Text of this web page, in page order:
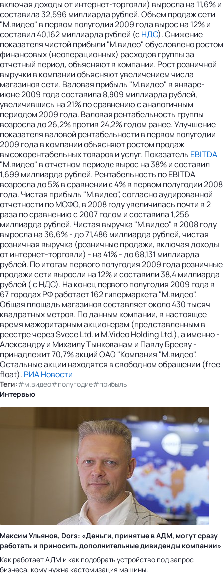
включая доходы от интернет-торговли) выросла на 11,6% и
составила 32,596 миллиарда рублей. Объем продаж сети
"М.видео" в первом полугодии 2009 года вырос на 12% и
составил 40,162 миллиарда рублей (сНДС). Снижение
показателя чистой прибыли "М.видео" обусловлено ростом
финансовых (неоперационных) расходов группы за
отчетный период, объясняют в компании. Рост розничной
выручки в компании объясняют увеличением числа
магазинов сети. Валовая прибыль "М.видео" в январе-
июне 2009 года составила 8,909 миллиарда рублей,
увеличившись на 21% по сравнению с аналогичным
периодом 2009 года. Валовая рентабельность группы
возросла до 26,2% против 24,2% годом ранее. Улучшение
показателя валовой рентабельности в первом полугодии
2009 года в компании объясняют ростом продаж
высокорентабельных товаров и услуг. Показатель EBITDA
"М.видео" в отчетном периоде вырос на 38% и составил
1,699 миллиарда рублей. Рентабельность по EBITDA
возросла до 5% в сравнении с 4% в первом полугодии 2008
года. Чистая прибыль "М.видео", согласно аудированной
отчетности по МСФО, в 2008 году увеличилась почти в 2
раза по сравнению с 2007 годом и составила 1,256
миллиарда рублей. Чистая выручка "М.видео" в 2008 году
выросла на 36,6% - до 71,486 миллиарда рублей, чистая
розничная выручка (розничные продажи, включая доходы
от интернет-торговли) - на 41% - до 68,131 миллиарда
рублей. По итогам первого полугодия 2009 года розничные
продажи сети выросли на 12% и составили 38,4 миллиарда
рублей ( с НДС). На конец первого полугодия 2009 года в
67 городах РФ работает 162 гипермаркета "М.видео".
Общая площадь магазинов составляет около 430 тысяч
квадратных метров. По данным компании, в настоящее
время мажоритарным акционерам (представленным в
реестре через Svece Ltd. и M.Video Holding Ltd.), а именно -
Александру и Михаилу Тынкованам и Павлу Брееву -
принадлежит 70,7% акций ОАО "Компания "М.видео".
Остальные акции находятся в свободном обращении (free
float). РИА Новости
Теги:#м.видео#полугодие#прибыль
Интервью
Максим Ульянов, Dors: «Деньги, принятые в АДМ, могут сразу
работать и приносить дополнительные дивиденды компании»
Как работает АДМ и как подобрать устройство под запрос
бизнеса, кому нужна кастомизация машины.